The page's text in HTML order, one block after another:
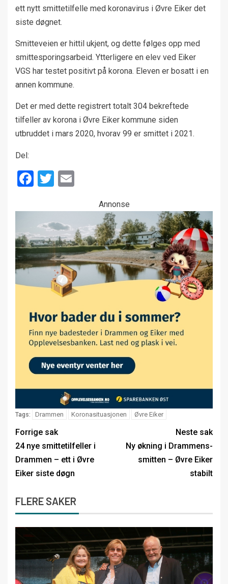
ett nytt smittetilfelle med koronavirus i Øvre Eiker det
siste døgnet.
Smitteveien er hittil ukjent, og dette følges opp med
smittesporingsarbeid. Ytterligere en elev ved Eiker
VGS har testet positivt på korona. Eleven er bosatt i en
annen kommune.
Det er med dette registrert totalt 304 bekreftede
tilfeller av korona i Øvre Eiker kommune siden
utbruddet i mars 2020, hvorav 99 er smittet i 2021.
Del:
Facebook
Twitter
Annonse
Tags: Drammen Koronasituasjonen Øvre Eiker
Forrige sak
24 nye smittetilfeller i
Drammen – ett i Øvre
Eiker siste døgn
Neste sak
Ny økning i Drammens-
smitten – Øvre Eiker
stabilt
FLERE SAKER